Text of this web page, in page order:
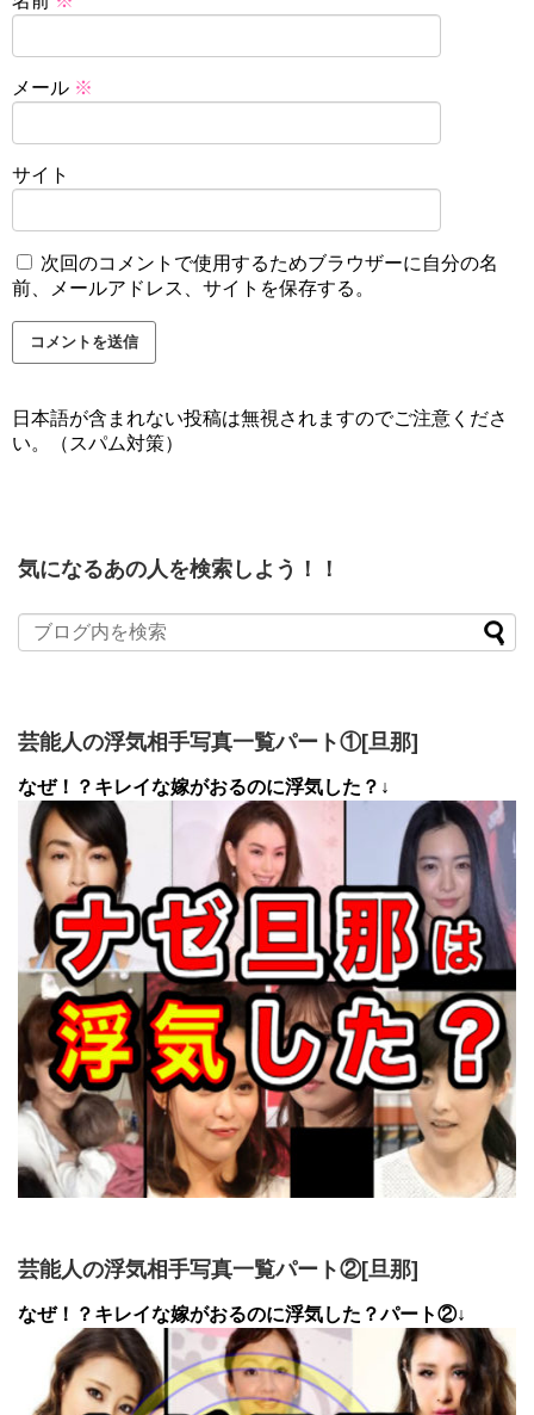
メール ※
サイト
次回のコメントで使用するためブラウザーに自分の名
前、メールアドレス、サイトを保存する。
日本語が含まれない投稿は無視されますのでご注意くださ
い。（スパム対策）
気になるあの人を検索しよう！！
芸能人の浮気相手写真一覧パート①[旦那]
なぜ！？キレイな嫁がおるのに浮気した？↓
芸能人の浮気相手写真一覧パート②[旦那]
なぜ！？キレイな嫁がおるのに浮気した？パート②↓